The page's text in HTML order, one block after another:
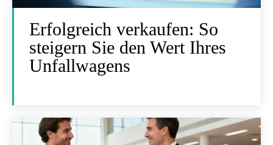
Erfolgreich verkaufen: So
steigern Sie den Wert Ihres
Unfallwagens